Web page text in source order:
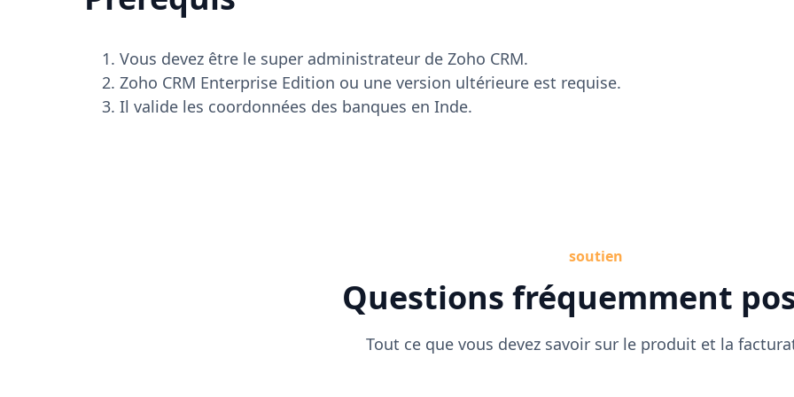
Vous devez être le super administrateur de Zoho CRM.
Zoho CRM Enterprise Edition ou une version ultérieure est requise.
Il valide les coordonnées des banques en Inde.
soutien
Questions fréquemment
Tout ce que vous devez savoir sur le produit et la